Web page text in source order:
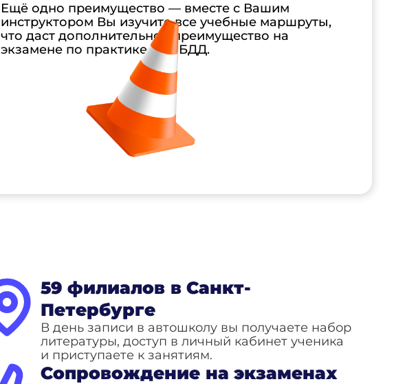
Ещё одно преимущество — вместе с Вашим
инструктором Вы изучите все учебные маршруты,
что даст дополнительное преимущество на
экзамене по практике в ГИБДД.
59 филиалов в Санкт-
Петербурге
В день записи в автошколу вы получаете набор
литературы, доступ в личный кабинет ученика
и приступаете к занятиям.
Сопровождение на экзаменах